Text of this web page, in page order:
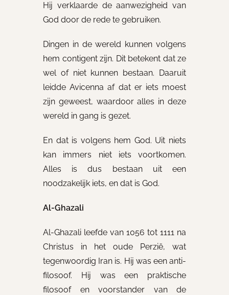
Hij verklaarde de aanwezigheid van
God door de rede te gebruiken.
Dingen in de wereld kunnen volgens
hem contigent zijn. Dit betekent dat ze
wel of niet kunnen bestaan. Daaruit
leidde Avicenna af dat er iets moest
zijn geweest, waardoor alles in deze
wereld in gang is gezet.
En dat is volgens hem God. Uit niets
kan immers niet iets voortkomen.
Alles is dus bestaan uit een
noodzakelijk iets, en dat is God.
Al-Ghazali
Al-Ghazali leefde van 1056 tot 1111 na
Christus in het oude Perzië, wat
tegenwoordig Iran is. Hij was een anti-
filosoof. Hij was een praktische
filosoof en voorstander van de